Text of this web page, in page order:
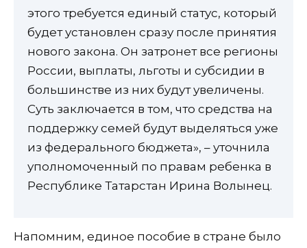
этого требуется единый статус, который
будет установлен сразу после принятия
нового закона. Он затронет все регионы
России, выплаты, льготы и субсидии в
большинстве из них будут увеличены.
Суть заключается в том, что средства на
поддержку семей будут выделяться уже
из федерального бюджета», – уточнила
уполномоченный по правам ребенка в
Республике Татарстан Ирина Волынец.
Напомним, единое пособие в стране было